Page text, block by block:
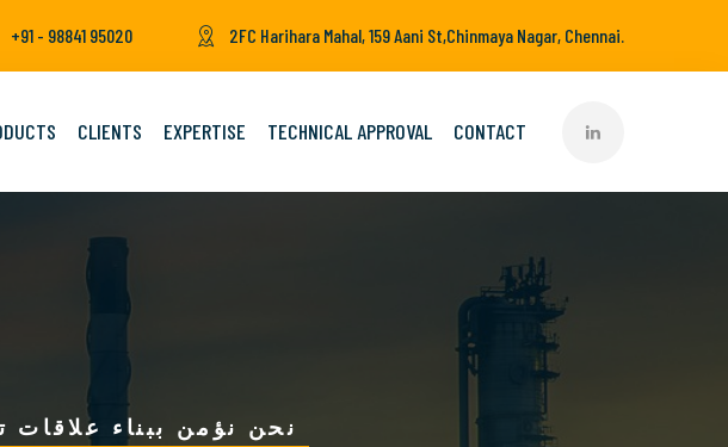
+91 - 98841 95020 2FC Harihara Mahal, 159 Aani St,Chinmaya Nagar, Chennai.
CLIENTS EXPERTISE TECHNICAL APPROVAL CONTACT
نحن نؤمن ببناء علاقات